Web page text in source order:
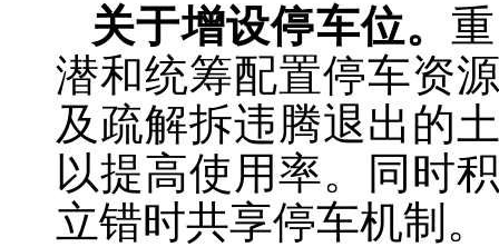
关于增设停车位。
潜和统筹配置停车资
及疏解拆违腾退出的
以提高使用率。同时
立错时共享停车机制。